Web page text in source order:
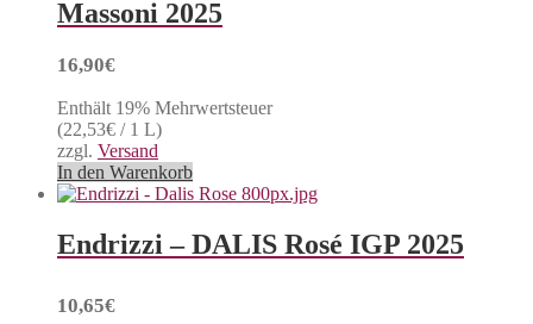
Massoni 2025
16,90€
Enthält 19% Mehrwertsteuer
(22,53€ / 1 L)
zzgl. Versand
In den Warenkorb
Endrizzi – DALIS Rosé IGP 2025
10,65€